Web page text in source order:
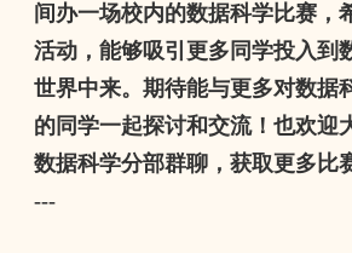
间办一场校内的数据科学比赛，
活动，能够吸引更多同学投入到
世界中来。期待能与更多对数据
的同学一起探讨和交流！也欢迎
数据科学分部群聊，获取更多比
---